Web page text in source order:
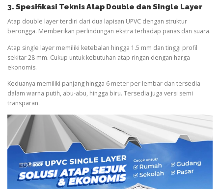
3. Spesifikasi Teknis Atap Double dan Single Layer
Atap double layer terdiri dari dua lapisan UPVC dengan struktur
berongga. Memberikan perlindungan ekstra terhadap panas dan suara.
Atap single layer memiliki ketebalan hingga 1.5 mm dan tinggi profil
sekitar 28 mm. Cukup untuk kebutuhan atap ringan dengan harga
ekonomis.
Keduanya memiliki panjang hingga 6 meter per lembar dan tersedia
dalam warna putih, abu-abu, hingga biru. Tersedia juga versi semi
transparan.